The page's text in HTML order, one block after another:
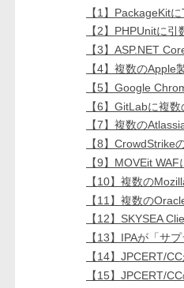
【1】PackageKit
【2】PHPUnitに
【3】ASP.NET
【4】複数のApple
【5】Google
【6】GitLabに複
【7】複数の
【8】CrowdStrike
【9】MOVEit
【10】複数の
【11】複数の
【12】SKYSEA
【13】IPAが「サ
【14】JPCERT/
【15】JPCERT/